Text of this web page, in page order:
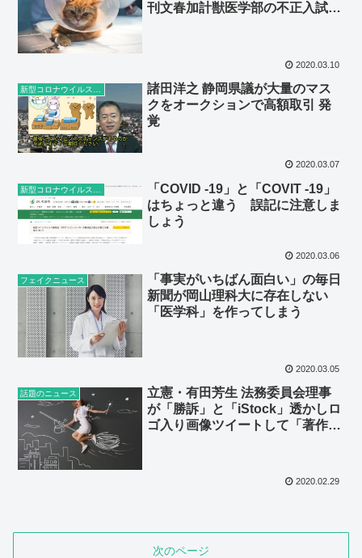
刊文春加計獣医学部の不正入試報
2020.03.10
諸田洋之 静岡県議が大量のマス
クをオークションで高額取引 発
覚
2020.03.07
「COVID -19」と「COVIT -19」
はちょっと違う 誤記に注意しま
しょう
2020.03.06
フェイクニュース
「事実がいちばん面白い」の毎日
新聞が岡山理科大に存在しない
「医学科」を作ってしまう
2020.03.05
話題のニュース
立憲・有田芳生 法務委員会理事
が「勝訴」と「iStock」透かしロ
ゴ入り画像ツイートして「著作権
2020.02.29
次のページ